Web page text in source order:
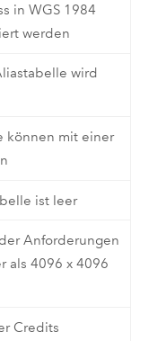
in WGS 1984
werden
wird
können mit einer
ist leer
Anforderungen
als 4096 x 4096
Credits